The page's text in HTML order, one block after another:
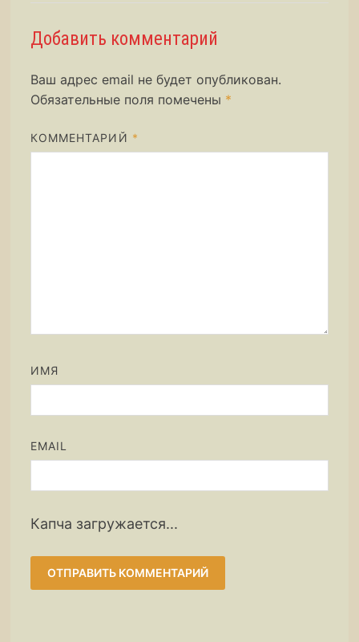
Добавить комментарий
Ваш адрес email не будет опубликован.
Обязательные поля помечены *
КОММЕНТАРИЙ *
ИМЯ
EMAIL
Капча загружается...